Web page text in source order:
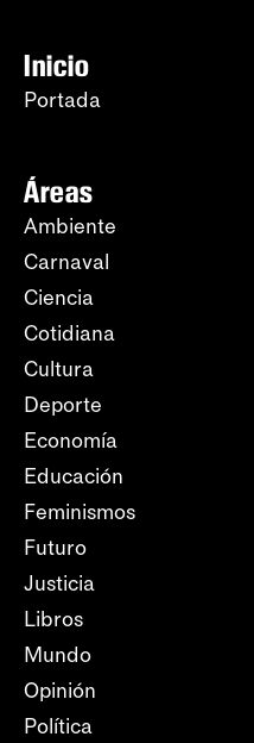
Inicio
Portada
Áreas
Ambiente
Carnaval
Ciencia
Cotidiana
Cultura
Deporte
Economía
Educación
Feminismos
Futuro
Justicia
Libros
Mundo
Opinión
Política